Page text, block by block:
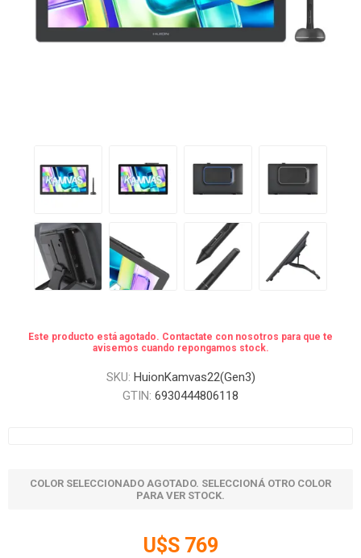
Este producto está agotado. Contactate con nosotros para que te
avisemos cuando repongamos stock.
SKU: HuionKamvas22(Gen3)
GTIN: 6930444806118
COLOR SELECCIONADO AGOTADO. SELECCIONÁ OTRO COLOR
PARA VER STOCK.
U$S 769